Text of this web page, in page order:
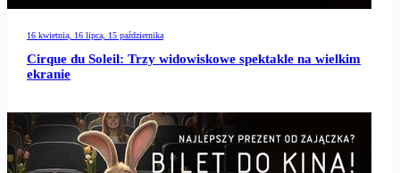
16 kwietnia, 16 lipca, 15 października
Cirque du Soleil: Trzy widowiskowe spektakle na wielkim
ekranie